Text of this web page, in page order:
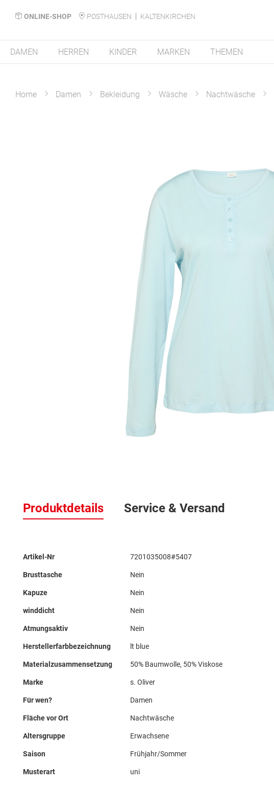
ONLINE-SHOP POSTHAUSEN
KALTENKIRCHEN
DAMEN HERREN KINDER MARKEN THEMEN
Home Damen Bekleidung Wäsche Nachtwäsche
der
Bildergalerie
Produktdetails
Mehr
Artikel-Nr 7201035008#5407
Brusttasche Nein
Kapuze Nein
winddicht Nein
Atmungsaktiv Nein
Herstellerfarbbezeichnung lt blue
Materialzusammensetzung 50% Baumwolle, 50% Viskose
Marke s. Oliver
Für wen? Damen
Fläche vor Ort Nachtwäsche
Altersgruppe Erwachsene
Saison Frühjahr/Sommer
Musterart uni
Service & Versand